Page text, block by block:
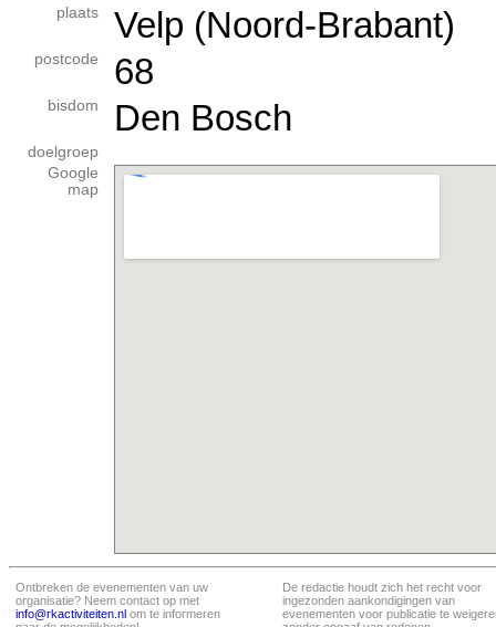
plaats Velp (Noord-Brabant)
postcode 68
bisdom Den Bosch
doelgroep
Google
map
Ontbreken de evenementen van uw
organisatie? Neem contact op met
info@rkactiviteiten.nl om te informeren
De redactie houdt zich het recht voor
ingezonden aankondigingen van
evenementen voor publicatie te